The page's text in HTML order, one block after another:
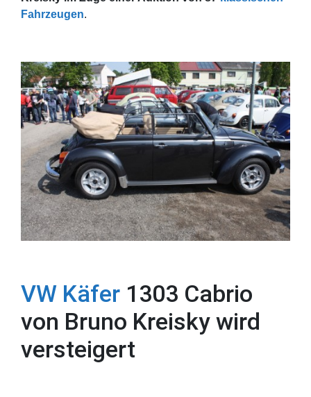
Fahrzeugen.
VW Käfer 1303 Cabrio
von Bruno Kreisky wird
versteigert